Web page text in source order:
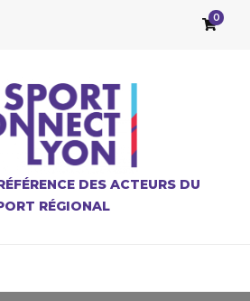
0
DES ACTEURS DU
RÉGIONAL